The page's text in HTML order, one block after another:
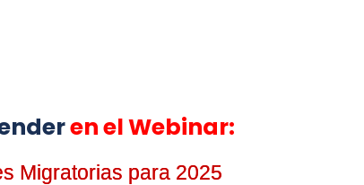
en el Webinar:
Migratorias para 2025